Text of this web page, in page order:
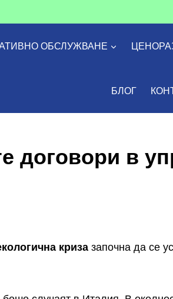
ОБСЛУЖВАНЕ
БЛОГ
договори в
криза започна да се